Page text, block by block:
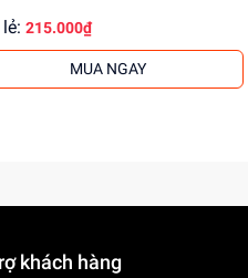
215.000₫
MUA NGAY
khách hàng